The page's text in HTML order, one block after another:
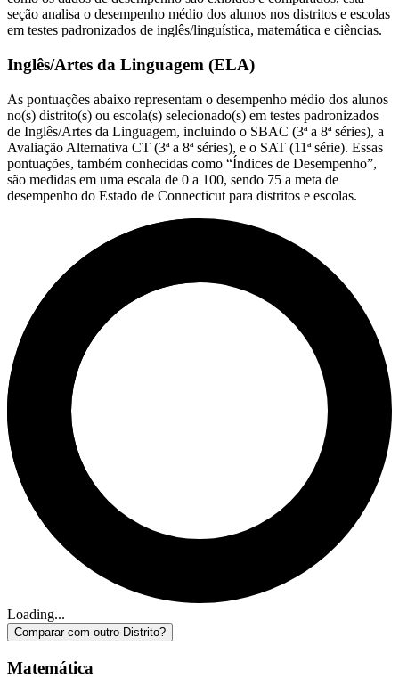
seção analisa o desempenho médio dos alunos nos distritos e escolas
em testes padronizados de inglês/linguística, matemática e ciências.
Inglês/Artes da Linguagem (ELA)
As pontuações abaixo representam o desempenho médio dos alunos
no(s) distrito(s) ou escola(s) selecionado(s) em testes padronizados
de Inglês/Artes da Linguagem, incluindo o SBAC (3ª a 8ª séries), a
Avaliação Alternativa CT (3ª a 8ª séries), e o SAT (11ª série). Essas
pontuações, também conhecidas como “Índices de Desempenho”,
são medidas em uma escala de 0 a 100, sendo 75 a meta de
desempenho do Estado de Connecticut para distritos e escolas.
Loading...
Comparar com outro Distrito?
Matemática